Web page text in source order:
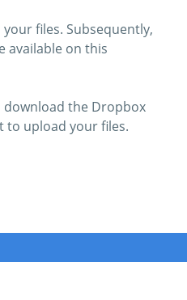
files. Subsequently,
available on this
download the Dropbox
to upload your files.